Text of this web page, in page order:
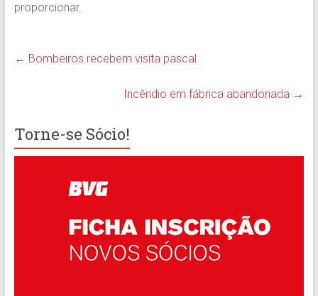
proporcionar.
← Bombeiros recebem visita pascal
Incêndio em fábrica abandonada →
Torne-se Sócio!